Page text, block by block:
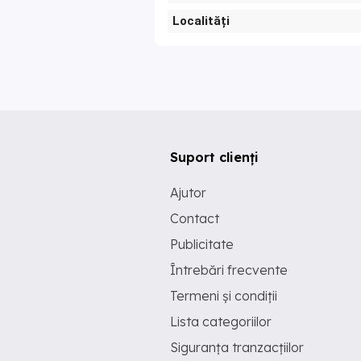
Localități
Suport clienți
Ajutor
Contact
Publicitate
Întrebări frecvente
Termeni și condiții
Lista categoriilor
Siguranța tranzacțiilor